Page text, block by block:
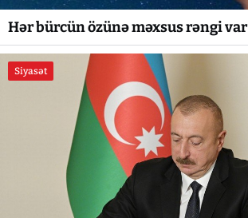
Hər bürcün özünə məxsus rəngi var
Siyasət